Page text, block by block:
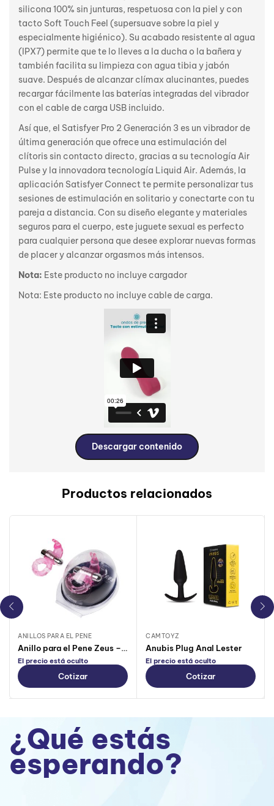
silicona 100% sin junturas, respetuosa con la piel y con
tacto Soft Touch Feel (supersuave sobre la piel y
especialmente higiénico). Su acabado resistente al agua
(IPX7) permite que te lo lleves a la ducha o la bañera y
también facilita su limpieza con agua tibia y jabón
suave. Después de alcanzar clímax alucinantes, puedes
recargar fácilmente las baterías integradas del vibrador
con el cable de carga USB incluido.
Así que, el Satisfyer Pro 2 Generación 3 es un vibrador de
última generación que ofrece una estimulación del
clítoris sin contacto directo, gracias a su tecnología Air
Pulse y la innovadora tecnología Liquid Air. Además, la
aplicación Satisfyer Connect te permite personalizar tus
sesiones de estimulación en solitario y conectarte con tu
pareja a distancia. Con su diseño elegante y materiales
seguros para el cuerpo, este juguete sexual es perfecto
para cualquier persona que desee explorar nuevas formas
de placer y alcanzar orgasmos más intensos.
Nota: Este producto no incluye cargador
Nota: Este producto no incluye cable de carga.
Descargar contenido
Productos relacionados
ANILLOS PARA EL PENE
Anillo para el Pene Zeus – CamToyz
El precio está oculto
Cotizar
CAMTOYZ
Anubis Plug Anal Lester
El precio está oculto
Cotizar
¿Qué estás
esperando?